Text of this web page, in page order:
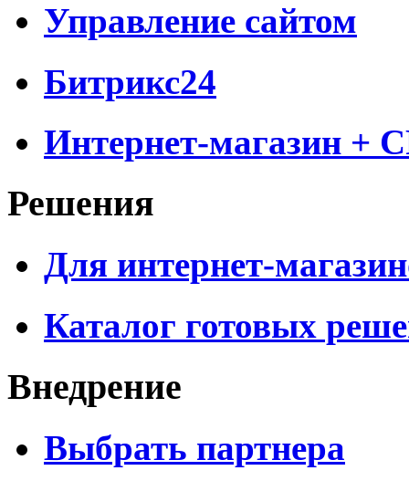
Управление сайтом
Битрикс24
Интернет-магазин +
Решения
Для интернет-
Каталог готовых
Внедрение
Выбрать партнера